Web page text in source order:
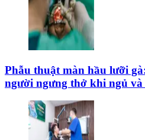
Phẫu thuật màn hầu lưỡi
người ngưng thở khi ngủ và